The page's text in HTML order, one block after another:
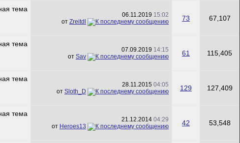
06.11.2019 15:02
от Zreitdl 73 67,107
07.09.2019 14:15
от Sav 61 115,405
28.11.2015 04:05
от Sloth_D 129 127,409
21.12.2014 04:29
от Heroes13 42 53,548